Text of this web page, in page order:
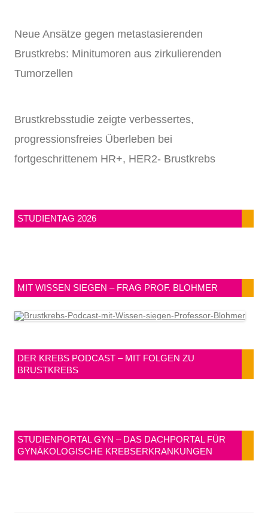
Neue Ansätze gegen metastasierenden
Brustkrebs: Minitumoren aus zirkulierenden
Tumorzellen
Brustkrebsstudie zeigte verbessertes,
progressionsfreies Überleben bei
fortgeschrittenem HR+, HER2- Brustkrebs
STUDIENTAG 2026
MIT WISSEN SIEGEN – FRAG PROF. BLOHMER
DER KREBS PODCAST – MIT FOLGEN ZU
BRUSTKREBS
STUDIENPORTAL GYN – DAS DACHPORTAL FÜR
GYNÄKOLOGISCHE KREBSERKRANKUNGEN